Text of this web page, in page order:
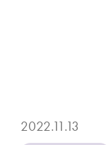
2022.11.13